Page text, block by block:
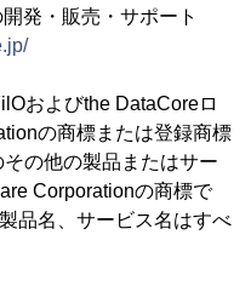
発・販売・サポート
およびthe DataCoreロ
の商標または登録商標
の他の製品またはサー
Corporationの商標で
品名、サービス名はすべ